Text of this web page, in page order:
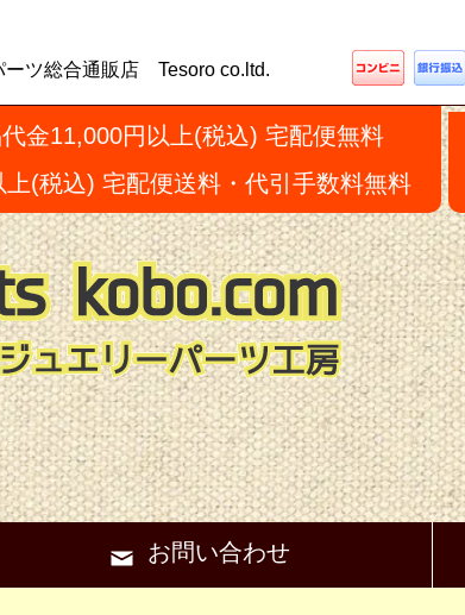
ツ総合通販店 Tesoro co.ltd.
金11,000円以上(税込) 宅配便無料
上(税込) 宅配便送料・代引手数料無料
お問い合わせ